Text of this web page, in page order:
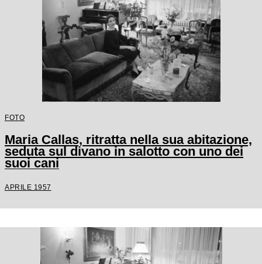
FOTO
Maria Callas, ritratta nella sua abitazione,
seduta sul divano in salotto con uno dei
suoi cani
APRILE 1957